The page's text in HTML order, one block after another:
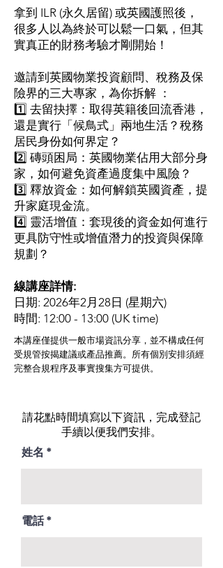
拿到 ILR (永久居留) 或英國護照後，
很多人以為終於可以鬆一口氣，但其
實真正的財務考驗才剛開始！
邀請到英國物業投資顧問、稅務及保
險界的三大專家，為你拆解 ：
1️⃣ 去留抉擇：取得英籍後回流香港，
還是實行「候鳥式」兩地生活？稅務
居民身份如何界定？
2️⃣ 磚頭困局：英國物業佔用大部分身
家，如何避免資產過度集中風險？
3️⃣ 釋放資金：如何解鎖英國資產，提
升家庭現金流。
4️⃣ 靈活增值：套現後的資金如何進行
更具防守性或增值潛力的投資與保障
規劃？
線講座詳情:
日期: 2026年2月28日 (星期六)
時間: 12:00 - 13:00 (UK time)
本講座僅提供一般市場資訊分享，並不構成任何
受規管按揭建議或產品推薦。所有個別安排須經
完整合規程序及事實搜集方可提供。
​請花點時間填寫以下資訊，完成登記
手續以便我們安排。
姓名
電話